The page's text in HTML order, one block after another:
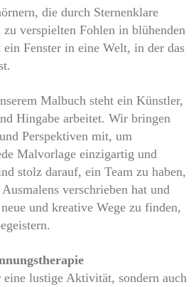
die durch Sternenklare
verspielten Fohlen in blühenden
Fenster in eine Welt, in der das
Malbuch steht ein Künstler,
Hingabe arbeitet. Wir bringen
Perspektiven mit, um
Malvorlage einzigartig und
stolz darauf, ein Team zu haben,
verschrieben hat und
und kreative Wege zu finden,
lustige Aktivität, sondern auch